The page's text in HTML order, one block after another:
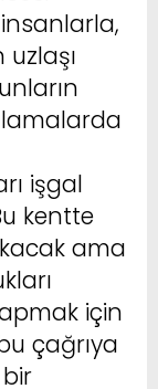
işgal
kentte
ama
için
çağrıya